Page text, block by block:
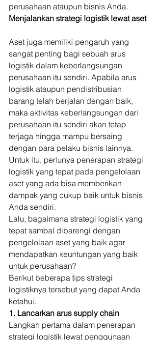
perusahaan ataupun bisnis Anda.
Menjalankan strategi logistik lewat aset
Aset juga memiliki pengaruh yang
sangat penting bagi sebuah arus
logistik dalam keberlangsungan
perusahaan itu sendiri. Apabila arus
logistik ataupun pendistribusian
barang telah berjalan dengan baik,
maka aktivitas keberlangsungan dari
perusahaan itu sendiri akan tetap
terjaga hingga mampu bersaing
dengan para pelaku bisnis lainnya.
Untuk itu, perlunya penerapan strategi
logistik yang tepat pada pengelolaan
aset yang ada bisa memberikan
dampak yang cukup baik untuk bisnis
Anda sendiri.
Lalu, bagaimana strategi logistik yang
tepat sambal dibarengi dengan
pengelolaan aset yang baik agar
mendapatkan keuntungan yang baik
untuk perusahaan?
Berikut beberapa tips strategi
logistiknya tersebut yang dapat Anda
ketahui.
1. Lancarkan arus supply chain
Langkah pertama dalam penerapan
strategi logistik lewat penggunaan